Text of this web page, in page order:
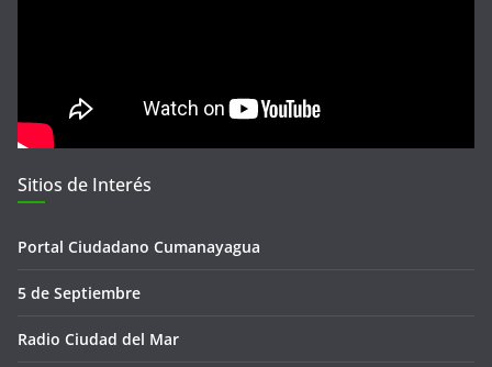
Sitios de Interés
Portal Ciudadano Cumanayagua
5 de Septiembre
Radio Ciudad del Mar